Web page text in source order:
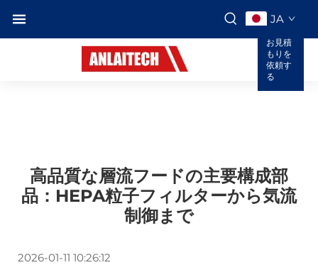
JA
お見積
もりを
依頼す
る
高品質な層流フードの主要構成部
品：HEPA粒子フィルターから気流
制御まで
2026-01-11 10:26:12